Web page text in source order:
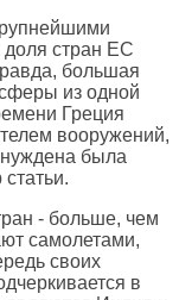
доля стран ЕС
большая
из одной
Греция
вооружений,
была
- больше, чем
самолетами,
своих
в